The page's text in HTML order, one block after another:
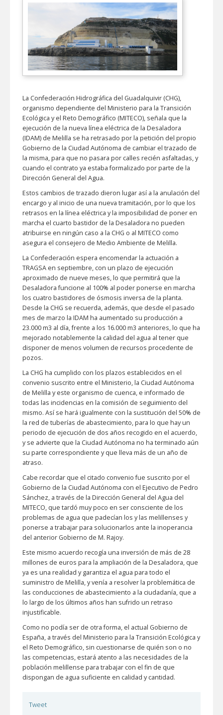
La Confederación Hidrográfica del Guadalquivir (CHG),
organismo dependiente del Ministerio para la Transición
Ecológica y el Reto Demográfico (MITECO), señala que la
ejecución de la nueva línea eléctrica de la Desaladora
(IDAM) de Melilla se ha retrasado por la petición del propio
Gobierno de la Ciudad Autónoma de cambiar el trazado de
la misma, para que no pasara por calles recién asfaltadas, y
cuando el contrato ya estaba formalizado por parte de la
Dirección General del Agua.
Estos cambios de trazado dieron lugar así a la anulación del
encargo y al inicio de una nueva tramitación, por lo que los
retrasos en la línea eléctrica y la imposibilidad de poner en
marcha el cuarto bastidor de la Desaladora no pueden
atribuirse en ningún caso a la CHG o al MITECO como
asegura el consejero de Medio Ambiente de Melilla.
La Confederación espera encomendar la actuación a
TRAGSA en septiembre, con un plazo de ejecución
aproximado de nueve meses, lo que permitirá que la
Desaladora funcione al 100% al poder ponerse en marcha
los cuatro bastidores de ósmosis inversa de la planta.
Desde la CHG se recuerda, además, que desde el pasado
mes de marzo la IDAM ha aumentado su producción a
23.000 m3 al día, frente a los 16.000 m3 anteriores, lo que ha
mejorado notablemente la calidad del agua al tener que
disponer de menos volumen de recursos procedente de
pozos.
La CHG ha cumplido con los plazos establecidos en el
convenio suscrito entre el Ministerio, la Ciudad Autónoma
de Melilla y este organismo de cuenca, e informado de
todas las incidencias en la comisión de seguimiento del
mismo. Así se hará igualmente con la sustitución del 50% de
la red de tuberías de abastecimiento, para lo que hay un
periodo de ejecución de dos años recogido en el acuerdo,
y se advierte que la Ciudad Autónoma no ha terminado aún
su parte correspondiente y que lleva más de un año de
atraso.
Cabe recordar que el citado convenio fue suscrito por el
Gobierno de la Ciudad Autónoma con el Ejecutivo de Pedro
Sánchez, a través de la Dirección General del Agua del
MITECO, que tardó muy poco en ser consciente de los
problemas de agua que padecían los y las melillenses y
ponerse a trabajar para solucionarlos ante la inoperancia
del anterior Gobierno de M. Rajoy.
Este mismo acuerdo recogía una inversión de más de 28
millones de euros para la ampliación de la Desaladora, que
ya es una realidad y garantiza el agua para todo el
suministro de Melilla, y venía a resolver la problemática de
las conducciones de abastecimiento a la ciudadanía, que a
lo largo de los últimos años han sufrido un retraso
injustificable.
Como no podía ser de otra forma, el actual Gobierno de
España, a través del Ministerio para la Transición Ecológica y
el Reto Demográfico, sin cuestionarse de quién son o no
las competencias, estará atento a las necesidades de la
población melillense para trabajar con el fin de que
dispongan de agua suficiente en calidad y cantidad.
Tweet